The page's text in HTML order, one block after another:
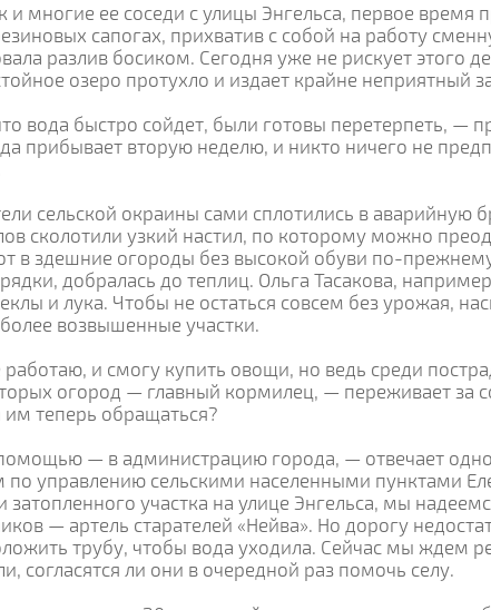
и многие ее соседи с улицы Энгельса, первое время
сапогах, прихватив с собой на работу
разлив босиком. Сегодня уже не рискует этого
озеро протухло и издает крайне неприятный
вода быстро сойдет, были готовы перетерпеть, —
прибывает вторую неделю, и никто ничего не
сельской окраины сами сплотились в аварийную
сколотили узкий настил, по которому можно
в здешние огороды без высокой обуви по-
добралась до теплиц. Ольга Тасакова,
и лука. Чтобы не остаться совсем без урожая,
возвышенные участки.
и смогу купить овощи, но ведь среди
огород — главный кормилец, — переживает за
теперь обращаться?
— в администрацию города, — отвечает
по управлению сельскими населенными пунктами
затопленного участка на улице Энгельса, мы
— артель старателей «Нейва». Но дорогу
трубу, чтобы вода уходила. Сейчас мы ждем
согласятся ли они в очередной раз помочь селу.